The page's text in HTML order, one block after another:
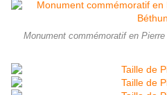
Monument commémoratif en